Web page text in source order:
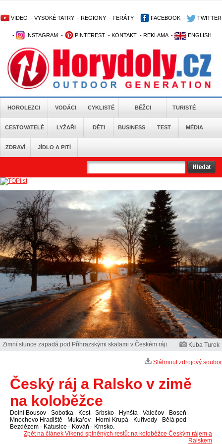
VIDEO - VYSOKÉ TATRY - REGIONY - FERÁTY - FACEBOOK - TWITTER
- INSTAGRAM - PINTEREST - KONTAKT - REKLAMA - ENGLISH
HOROLEZCI VODÁCI CYKLISTÉ BĚŽCI TURISTÉ
CESTOVATELÉ LYŽAŘI DĚTI BUSINESS TEST MÉDIA
ZDRAVÍ JÍDLO A PITÍ
Zimní slunce zapadá pod Příhrazskými skalami v Českém ráji. Kuba Turek
Stáhnout zdrojový soubor
Český ráj a Ralsko v zimě
na koloběžce
Dolní Bousov - Sobotka - Kost - Srbsko - Hynšta - Valečov - Boseň -
Mnochovo Hradiště - Mukařov - Horní Krupá - Kuřivody - Bělá pod
Bezdězem - Katusice - Kováň - Krnsko.
Zpět na článek Víkend splněných restů: na koloběžce Českým rájem a
Ralskem